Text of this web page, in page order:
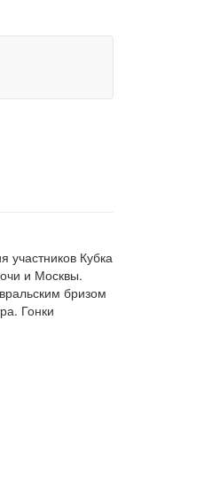
участников Кубка
и Москвы.
бризом
Гонки